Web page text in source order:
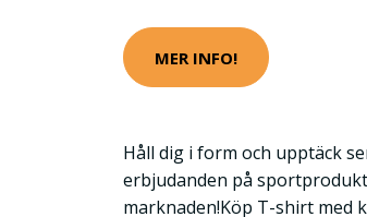
MER INFO!
Håll dig i form och upptäck
erbjudanden på
marknaden!Köp T-shirt med